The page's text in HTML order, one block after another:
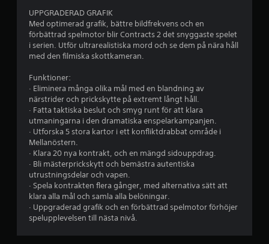
n
o
m
b
a
UPPGRADERAD GRAFIK
Med optimerad grafik, bättre bildfrekvens och en
förbättrad spelmotor blir Contracts 2 det snyggaste spelet
i serien. Utför ultrarealistiska mord och se dem på nära håll
med den filmiska skottkameran.
Funktioner:
· Eliminera många olika mål med en blandning av
närstrider och prickskytte på extremt långt håll.
· Fatta taktiska beslut och smyg runt för att klara
utmaningarna i den dramatiska enspelarkampanjen.
· Utforska 5 stora kartor i ett konfliktdrabbat område i
Mellanöstern.
· Klara 20 nya kontrakt, och en mängd sidouppdrag.
· Bli mästerprickskytt och bemästra autentiska
utrustningsdelar och vapen.
· Spela kontrakten flera gånger, med alternativa sätt att
klara alla mål och samla alla belöningar.
· Uppgraderad grafik och en förbättrad spelmotor förhöjer
spelupplevelsen till nästa nivå.